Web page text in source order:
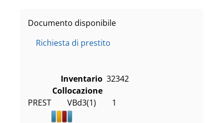
Documento disponibile
Richiesta di prestito
Inventario 32342
Collocazione
PREST        VBd3(1)        1